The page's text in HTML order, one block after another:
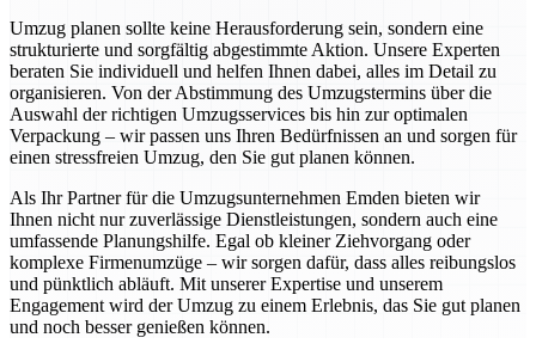
Umzug planen sollte keine Herausforderung sein, sondern eine
strukturierte und sorgfältig abgestimmte Aktion. Unsere Experten
beraten Sie individuell und helfen Ihnen dabei, alles im Detail zu
organisieren. Von der Abstimmung des Umzugstermins über die
Auswahl der richtigen Umzugsservices bis hin zur optimalen
Verpackung – wir passen uns Ihren Bedürfnissen an und sorgen für
einen stressfreien Umzug, den Sie gut planen können.
Als Ihr Partner für die Umzugsunternehmen Emden bieten wir
Ihnen nicht nur zuverlässige Dienstleistungen, sondern auch eine
umfassende Planungshilfe. Egal ob kleiner Ziehvorgang oder
komplexe Firmenumzüge – wir sorgen dafür, dass alles reibungslos
und pünktlich abläuft. Mit unserer Expertise und unserem
Engagement wird der Umzug zu einem Erlebnis, das Sie gut planen
und noch besser genießen können.